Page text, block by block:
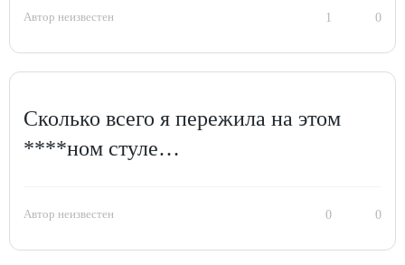
Автор неизвестен 1 0
Сколько всего я пережила на этом
****ном стуле…
Автор неизвестен 0 0